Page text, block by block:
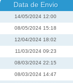
Data de Envio
14/05/2024 12:00
08/05/2024 15:18
12/04/2024 18:02
11/03/2024 09:23
08/03/2024 22:15
08/03/2024 14:47